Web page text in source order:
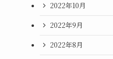
2022年10月
2022年9月
2022年8月